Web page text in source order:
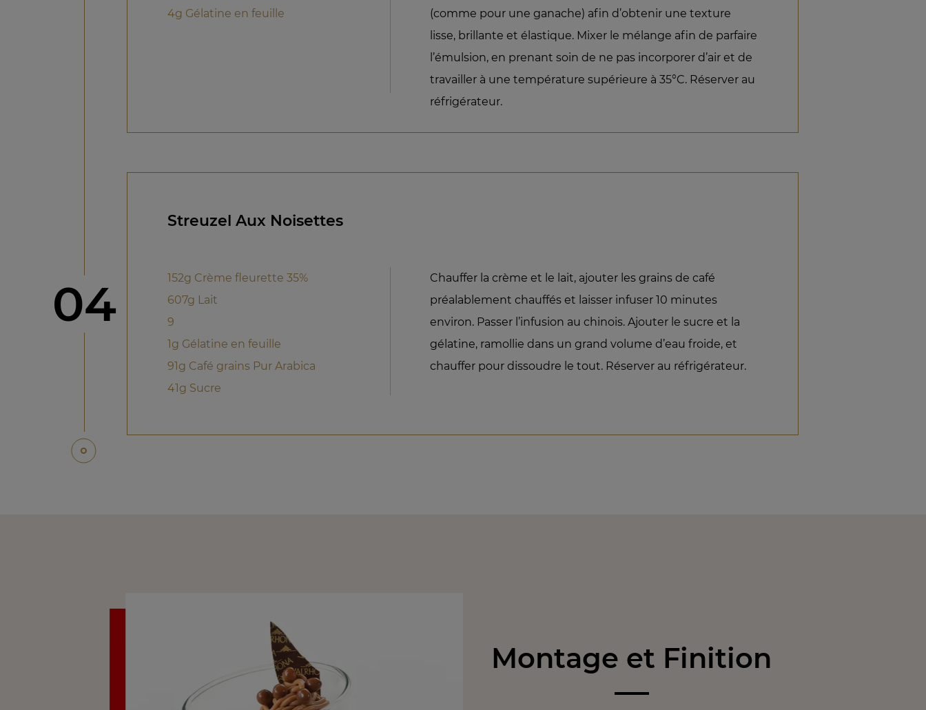
4g Gélatine en feuille
(comme pour une ganache) afin d’obtenir une texture
lisse, brillante et élastique. Mixer le mélange afin de parfaire
l’émulsion, en prenant soin de ne pas incorporer d’air et de
travailler à une température supérieure à 35°C. Réserver au
réfrigérateur.
étape
04
Streuzel Aux Noisettes
152g Crème fleurette 35%
607g Lait
9
1g Gélatine en feuille
91g Café grains Pur Arabica
41g Sucre
Chauffer la crème et le lait, ajouter les grains de café
préalablement chauffés et laisser infuser 10 minutes
environ. Passer l’infusion au chinois. Ajouter le sucre et la
gélatine, ramollie dans un grand volume d’eau froide, et
chauffer pour dissoudre le tout. Réserver au réfrigérateur.
Montage et Finition